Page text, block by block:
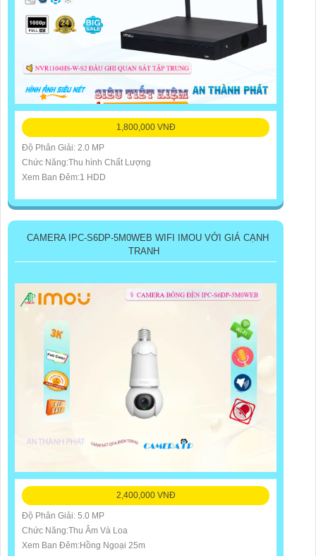
1,800,000 VNĐ
Độ Phân Giải: 2.0 MP
Chức Năng:Thu hình Chất Lượng
Xem Ban Đêm:1 HDD
CAMERA IPC-S6DP-5M0WEB WIFI IMOU VỚI GIÁ CẠNH
TRANH
2,400,000 VNĐ
Độ Phân Giải: 5.0 MP
Chức Năng:Thu Âm Và Loa
Xem Ban Đêm:Hồng Ngoại 25m